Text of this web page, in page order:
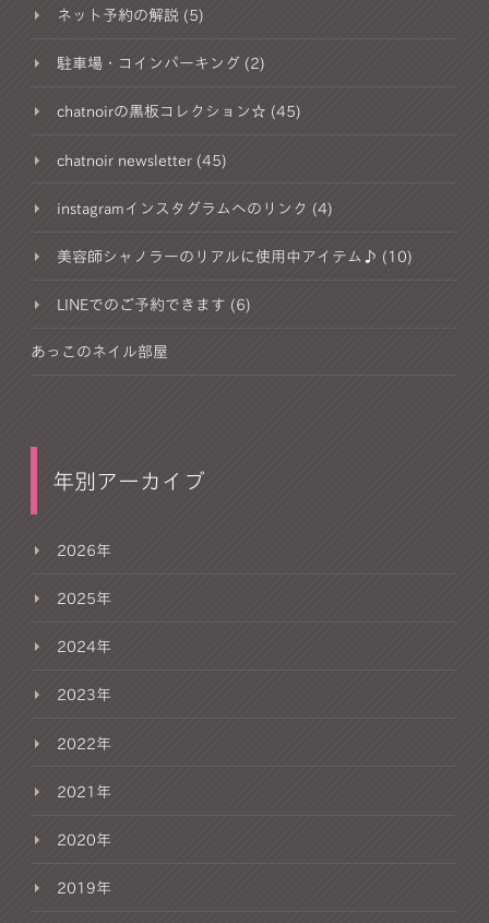
ネット予約の解説 (5)
駐車場・コインパーキング (2)
chatnoirの黒板コレクション☆ (45)
chatnoir newsletter (45)
instagramインスタグラムへのリンク (4)
美容師シャノラーのリアルに使用中アイテム♪ (10)
LINEでのご予約できます (6)
あっこのネイル部屋
年別アーカイブ
2026年
2025年
2024年
2023年
2022年
2021年
2020年
2019年